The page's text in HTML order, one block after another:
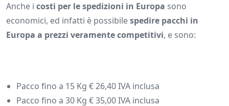
Anche i costi per le spedizioni in Europa sono
economici, ed infatti è possibilespedire pacchi in
Europa a prezzi veramente competitivi, e sono:
Pacco fino a 15 Kg € 26,40 IVA inclusa
Pacco fino a 30 Kg € 35,00 IVA inclusa